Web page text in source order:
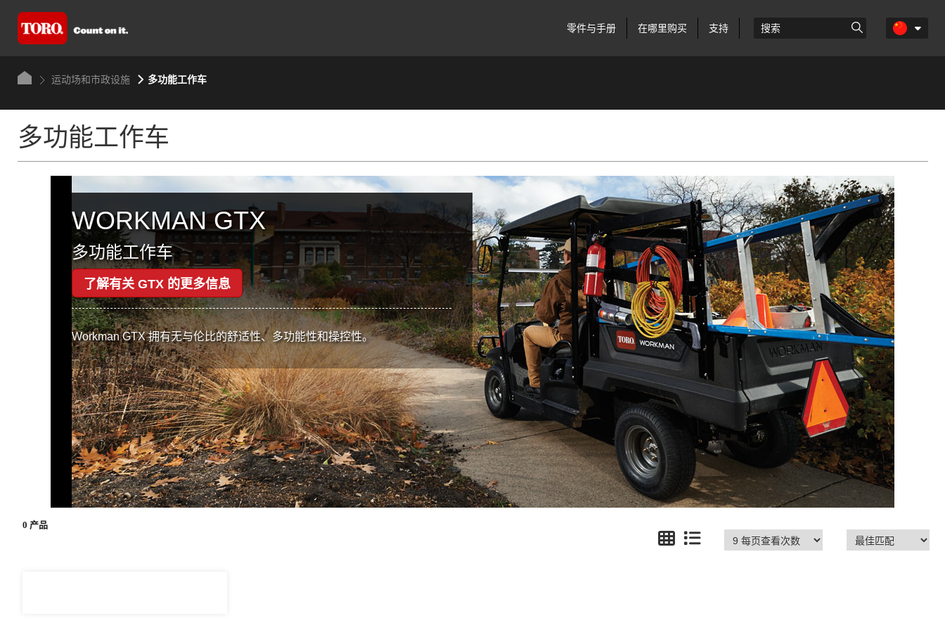
零件与手册 在哪里购买 支持
运动场和市政设施 多功能工作车
多功能工作车
WORKMAN GTX
多功能工作车
了解有关 GTX 的更多信息
Workman GTX 拥有无与伦比的舒适性、多功能性和操控性。
0 产品